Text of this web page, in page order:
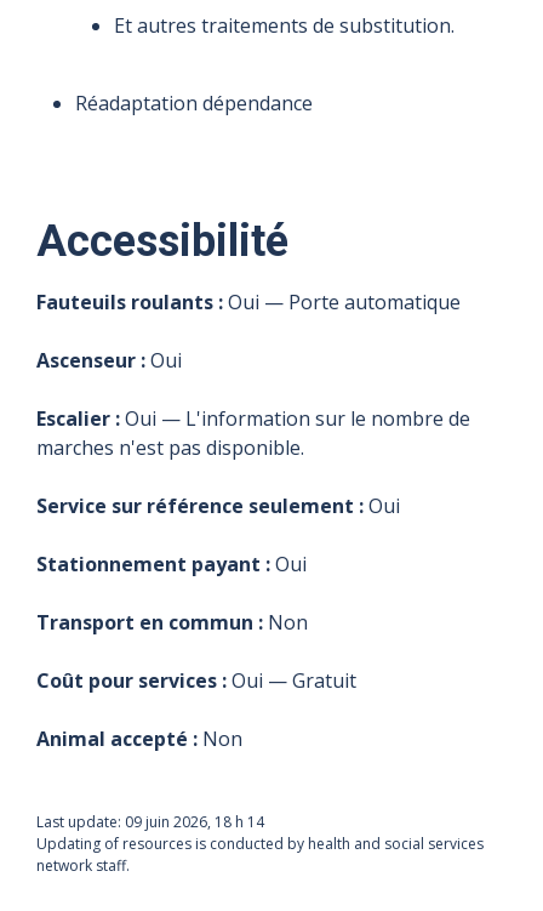
Et autres traitements de substitution.
Réadaptation dépendance
Accessibilité
Fauteuils roulants :Oui — Porte automatique
Ascenseur :Oui
Escalier :Oui — L'information sur le nombre de
marches n'est pas disponible.
Service sur référence seulement :Oui
Stationnement payant :Oui
Transport en commun : Non
Coût pour services :Oui — Gratuit
Animal accepté : Non
Last update: 09 juin 2026, 18 h 14
Updating of resources is conducted by health and social services
network staff.